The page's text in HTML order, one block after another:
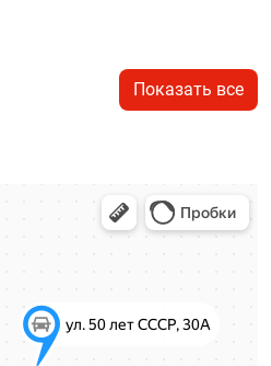
Показать все